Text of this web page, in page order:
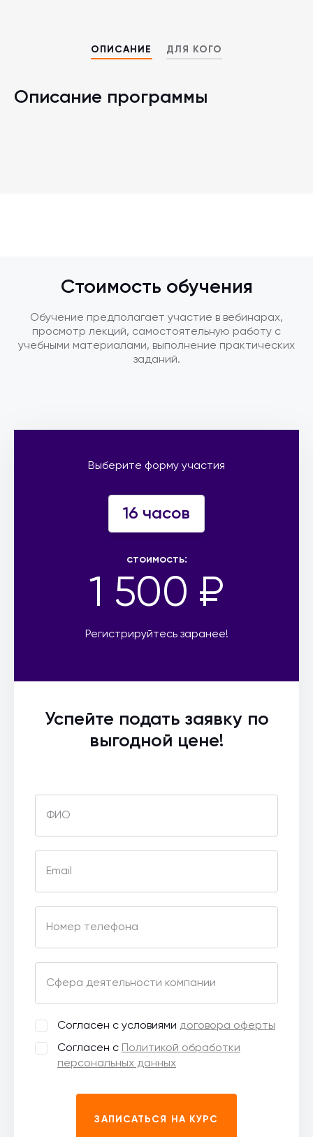
ОПИСАНИЕ ДЛЯ КОГО
Описание программы
Стоимость обучения
Обучение предполагает участие в вебинарах,
просмотр лекций, самостоятельную работу с
учебными материалами, выполнение практических
заданий.
Выберите форму участия
16 часов
стоимость:
1 500 ₽
Регистрируйтесь заранее!
Успейте подать заявку по
выгодной цене!
ФИО
Email
Номер телефона
Сфера деятельности компании
Согласен с условиями договора оферты
Согласен с
Политикой обработки
персональных данных
ЗАПИСАТЬСЯ НА КУРС